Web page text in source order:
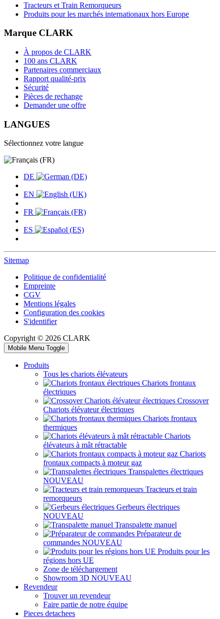
Tracteurs et Train Remorqueurs
Produits pour les marchés internationaux hors Europe
Marque CLARK
À propos de CLARK
100 ans CLARK
Partenaires commerciaux
Rapport qualité-prix
Sécurité
Pièces de rechange
Demander une offre
LANGUES
Sélectionnez votre langue
DE
EN
FR
ES
Sitemap
Politique de confidentialité
Empreinte
CGV
Mentions légales
Configuration des cookies
S'identifier
Copyright © 2026 CLARK
Mobile Menu Toggle
Produits
Tous les chariots élévateurs
Chariots frontaux
électriques
Crossover
Chariots élévateur électriques
Chariots frontaux
thermiques
Chariots
élévateurs à mât rétractable
Chariots
frontaux compacts à moteur gaz
Transpalettes électriques
NOUVEAU
Tracteurs et train
remorqueurs
Gerbeurs électriques
NOUVEAU
Transpalette manuel
Préparateur de
commandes NOUVEAU
Produits pour les
régions hors UE
Zone de téléchargement
Showroom 3D NOUVEAU
Revendeur
Trouver un revendeur
Faire partie de notre équipe
Pieces detachees